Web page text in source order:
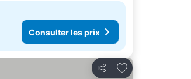
Consulter les prix
Partager
Ajouter à mes